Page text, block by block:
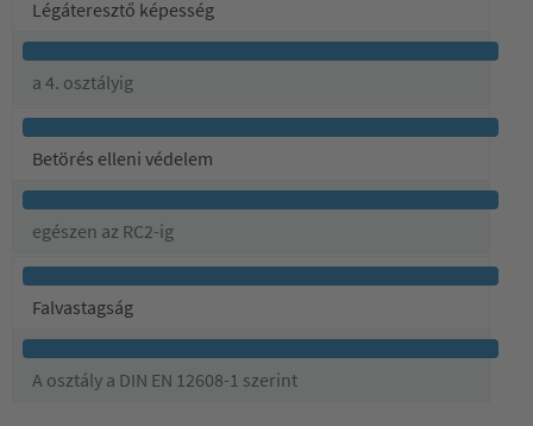
Légáteresztő képesség
a 4. osztályig
Betörés elleni védelem
egészen az RC2-ig
Falvastagság
A osztály a DIN EN 12608-1 szerint